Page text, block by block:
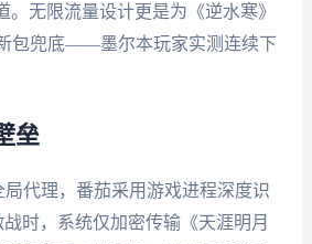
。无限流量设计更是为《逆水寒》
包兜底——墨尔本玩家实测连续下
垒
局代理，番茄采用游戏进程深度识
时，系统仅加密传输《天涯明月